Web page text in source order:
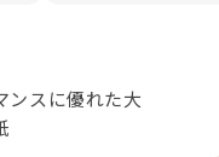
ンスに優れた大